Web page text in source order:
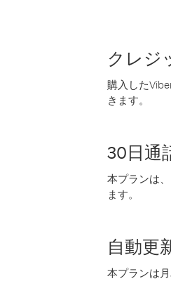
クレジ
購入した
きます。
30日通
本プランは
ます。
自動更
本プランは